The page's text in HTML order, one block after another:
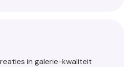
in galerie-kwaliteit